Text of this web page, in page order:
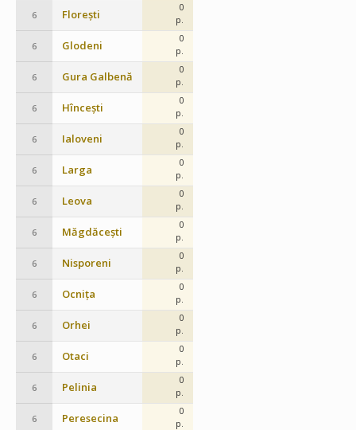
6 Florești
0
p.
6 Glodeni
0
p.
6 Gura Galbenă
0
p.
6 Hîncești
0
p.
6 Ialoveni
0
p.
6 Larga
0
p.
6 Leova
0
p.
6 Măgdăcești
0
p.
6 Nisporeni
0
p.
6 Ocnița
0
p.
6 Orhei
0
p.
6 Otaci
0
p.
6 Pelinia
0
p.
6 Peresecina
0
p.